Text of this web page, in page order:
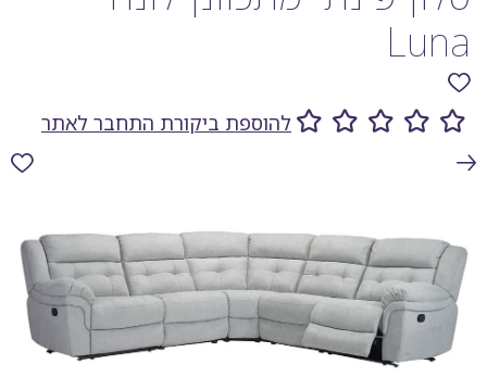
Luna
להוספת ביקורת התחבר לאתר
גלריית
המוצר